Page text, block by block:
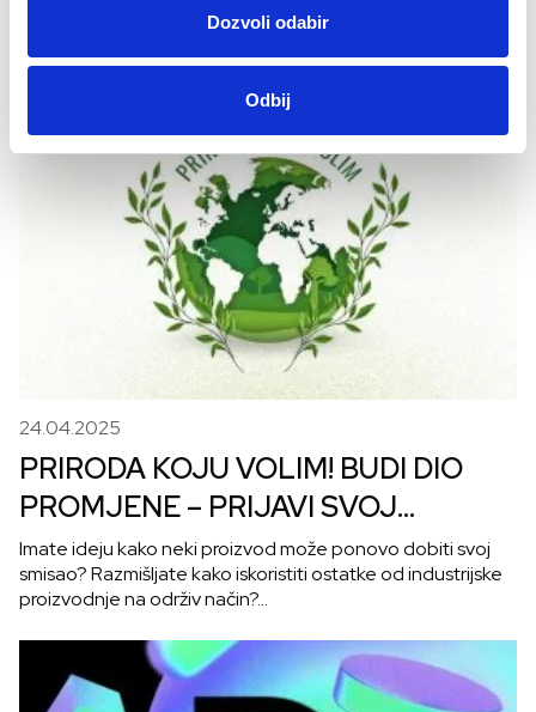
Dozvoli odabir
Odbij
dizajnere koji su završili…
24.04.2025
PRIRODA KOJU VOLIM! BUDI DIO
PROMJENE – PRIJAVI SVOJ
PROJEKAT ZA ODRŽIVU
BUDUĆNOST!
Imate ideju kako neki proizvod može ponovo dobiti svoj
smisao? Razmišljate kako iskoristiti ostatke od industrijske
proizvodnje na održiv način?…